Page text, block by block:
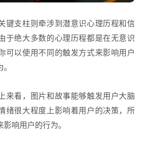
键支柱则牵涉到潜意识心理历程和信
于绝大多数的心理历程都是在无意识
可以使用不同的触发方式来影响用户
来看，图片和故事能够触发用户大脑
绪很大程度上影响着用户的决策，所
响用户的行为。